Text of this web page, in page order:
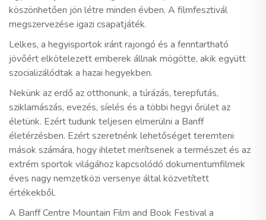
köszönhetően jön létre minden évben. A filmfesztivál
megszervezése igazi csapatjáték.
Lelkes, a hegyisportok iránt rajongó és a fenntartható
jövőért elkötelezett emberek állnak mögötte, akik együtt
szocializálódtak a hazai hegyekben.
Nekünk az erdő az otthonunk, a túrázás, terepfutás,
sziklamászás, evezés, síelés és a többi hegyi őrület az
életünk. Ezért tudunk teljesen elmerülni a Banff
életérzésben. Ezért szeretnénk lehetőséget teremteni
mások számára, hogy ihletet merítsenek a természet és az
extrém sportok világához kapcsolódó dokumentumfilmek
éves nagy nemzetközi versenye által közvetített
értékekből.
A Banff Centre Mountain Film and Book Festival a